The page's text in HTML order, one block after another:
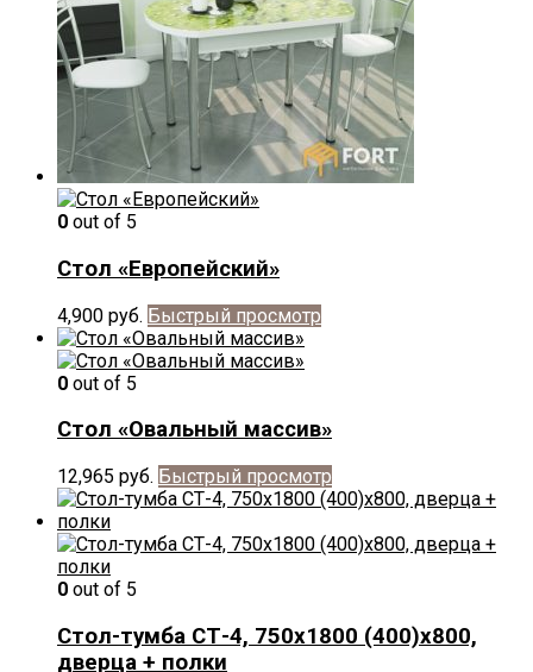
0 out of 5
Стол «Европейский»
4,900 руб. Быстрый просмотр
0 out of 5
Стол «Овальный массив»
12,965 руб. Быстрый просмотр
0 out of 5
Стол-тумба СТ-4, 750х1800 (400)х800,
дверца + полки